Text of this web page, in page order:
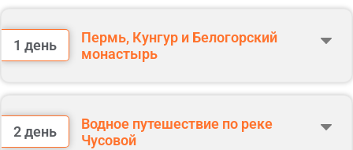
1 день
Пермь, Кунгур и Белогорский
монастырь
Прибытие в Пермь до 10:00.
2 день
Водное путешествие по реке
Чусовой